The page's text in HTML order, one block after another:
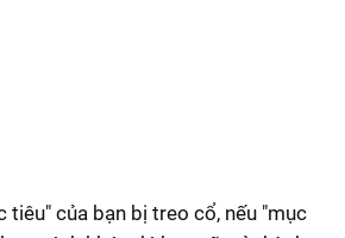
tiêu" của bạn bị treo cổ, nếu "mục